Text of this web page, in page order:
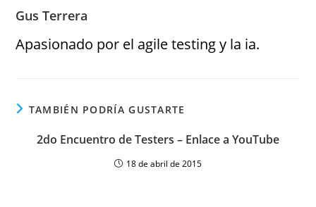
Gus Terrera
Apasionado por el agile testing y la ia.
TAMBIÉN PODRÍA GUSTARTE
2do Encuentro de Testers – Enlace a YouTube
18 de abril de 2015